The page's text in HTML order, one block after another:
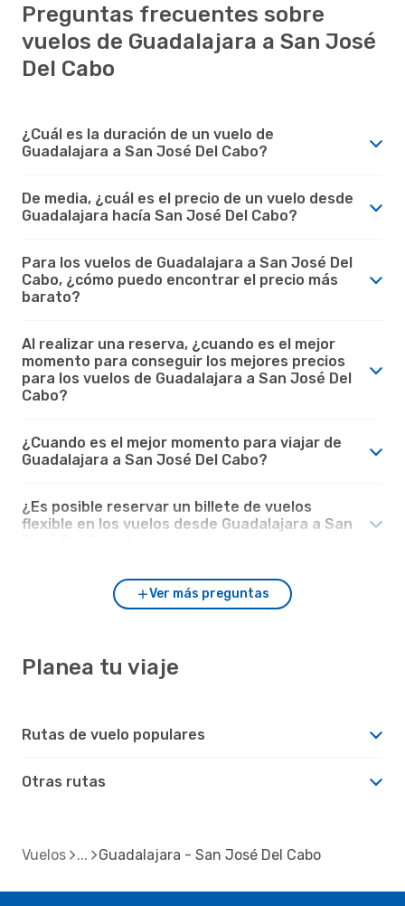
Preguntas frecuentes sobre
vuelos de Guadalajara a San José
Del Cabo
¿Cuál es la duración de un vuelo de
Guadalajara a San José Del Cabo?
De media, ¿cuál es el precio de un vuelo desde
Guadalajara hacía San José Del Cabo?
Para los vuelos de Guadalajara a San José Del
Cabo, ¿cómo puedo encontrar el precio más
barato?
Al realizar una reserva, ¿cuando es el mejor
momento para conseguir los mejores precios
para los vuelos de Guadalajara a San José Del
Cabo?
¿Cuando es el mejor momento para viajar de
Guadalajara a San José Del Cabo?
¿Es posible reservar un billete de vuelos
flexible en los vuelos desde Guadalajara a San
Ver más preguntas
Planea tu viaje
Rutas de vuelo populares
Otras rutas
Vuelos Guadalajara - San José Del Cabo